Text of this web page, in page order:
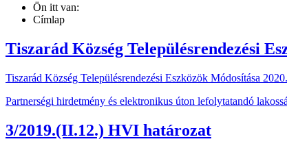
Ön itt van:
Címlap
Tiszarád Község Településrendezési
Tiszarád Község Településrendezési Eszközök Módosítása 2020.
Partnerségi hirdetmény és elektronikus úton lefolytatandó
3/2019.(II.12.) HVI határozat